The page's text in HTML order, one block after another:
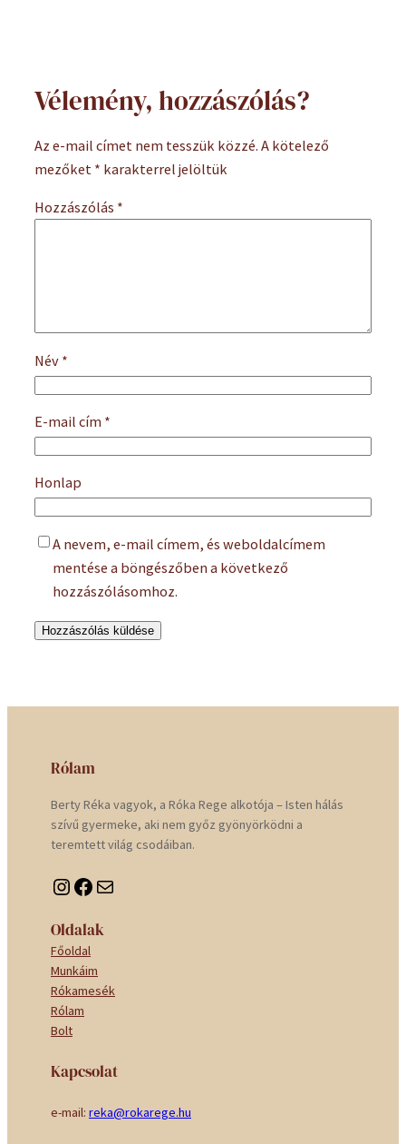
Vélemény, hozzászólás?
Az e-mail címet nem tesszük közzé. A kötelező
mezőket * karakterrel jelöltük
Hozzászólás *
Név *
E-mail cím *
Honlap
A nevem, e-mail címem, és weboldalcímem
mentése a böngészőben a következő
hozzászólásomhoz.
Rólam
Berty Réka vagyok, a Róka Rege alkotója – Isten hálás
szívű gyermeke, aki nem győz gyönyörködni a
teremtett világ csodáiban.
Instagram Facebook Mail
Oldalak
Főoldal
Munkáim
Rókamesék
Rólam
Bolt
Kapcsolat
e-mail: reka@rokarege.hu